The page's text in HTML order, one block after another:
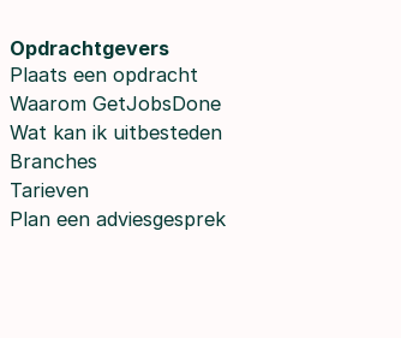
Opdrachtgevers
Plaats een opdracht
Waarom GetJobsDone
Wat kan ik uitbesteden
Branches
Tarieven
Plan een adviesgesprek